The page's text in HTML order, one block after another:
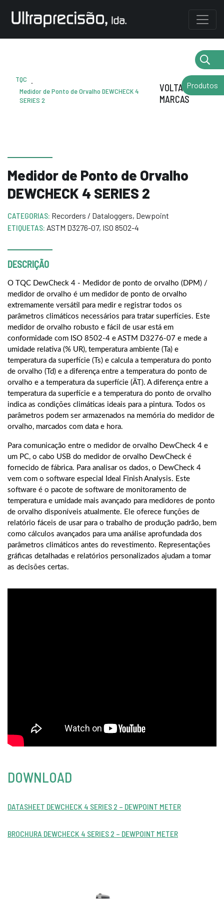
TQC .
Medidor de Ponto de Orvalho DEWCHECK 4
SERIES 2
VOLTAR AS
MARCAS
Medidor de Ponto de Orvalho
DEWCHECK 4 SERIES 2
CATEGORIAS: Recorders / Dataloggers, Dewpoint
ETIQUETAS: ASTM D3276-07, ISO 8502-4
DESCRIÇÃO
O TQC DewCheck 4 - Medidor de ponto de orvalho (DPM) /
medidor de orvalho é um medidor de ponto de orvalho
extremamente versátil para medir e registrar todos os
parâmetros climáticos necessários para tratar superfícies. Este
medidor de orvalho robusto e fácil de usar está em
conformidade com ISO 8502-4 e ASTM D3276-07 e mede a
umidade relativa (% UR), temperatura ambiente (Ta) e
temperatura da superfície (Ts) e calcula a temperatura do ponto
de orvalho (Td) e a diferença entre a temperatura do ponto de
orvalho e a temperatura da superfície (ÄT). A diferença entre a
temperatura da superfície e a temperatura do ponto de orvalho
indica as condições climáticas ideais para a pintura. Todos os
parâmetros podem ser armazenados na memória do medidor de
orvalho, marcados com data e hora.
Para comunicação entre o medidor de orvalho DewCheck 4 e
um PC, o cabo USB do medidor de orvalho DewCheck é
fornecido de fábrica. Para analisar os dados, o DewCheck 4
vem com o software especial Ideal Finish Analysis. Este
software é o pacote de software de monitoramento de
temperatura e umidade mais avançado para medidores de ponto
de orvalho disponíveis atualmente. Ele oferece funções de
relatório fáceis de usar para o trabalho de produção padrão, bem
como cálculos avançados para uma análise aprofundada dos
parâmetros climáticos antes do revestimento. Representações
gráficas detalhadas e relatórios personalizados ajudam a tomar
as decisões certas.
DOWNLOAD
DATASHEET DEWCHECK 4 SERIES 2 – DEWPOINT METER
BROCHURA DEWCHECK 4 SERIES 2 – DEWPOINT METER
Produtos